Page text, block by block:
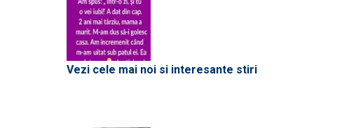
Vezi cele mai noi si interesante stiri